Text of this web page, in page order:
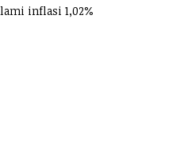
inflasi 1,02%